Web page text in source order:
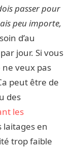
passer pour
peu importe,
d’au
jour. Si vous
ne veux pas
peut être de
des
les
laitages en
trop faible